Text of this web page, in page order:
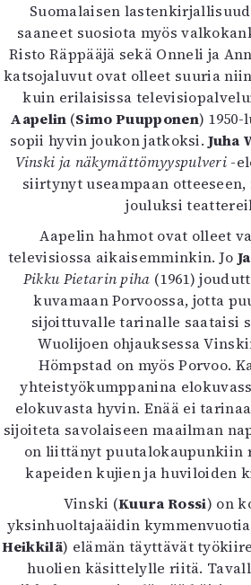
In English
Esitystaide
Arkisto
Lehdet
4/2026
2–3/2026
1/2026
6/2025
5/2025 saame
5/2025
Lehtiarkisto
Info
Tilaus ja
Yhteistyössä
Toimitus
Mediatiedot
Kaltio ry
Suomalaisen
saaneet suosiota myös
Risto Räppääjä sekä Onneli ja
katsojaluvut ovat olleet suuria
kuin erilaisissa
Aapelin (Simo Puupponen)
sopii hyvin joukon jatkoksi.Juha
Vinski ja näkymättömyyspulveri -
siirtynyt useampaan
jouluksi
Aapelin hahmot ovat olleet
televisiossa aikaisemminkin. Jo
Pikku Pietarin piha (1961)
kuvamaan Porvoossa, jotta
sijoittuvalle tarinalle saataisi
Wuolijoen ohjauksessa
Hömpstad on myös Porvoo.
yhteistyökumppanina
elokuvasta hyvin. Enää ei
sijoiteta savolaiseen maailman
on liittänyt puutalokaupunkiin
kapeiden kujien ja huviloiden
Vinski (Kuura Rossi) on
yksinhuoltajaäidin
Heikkilä) elämän täyttävät
huolien käsittelylle riitä.